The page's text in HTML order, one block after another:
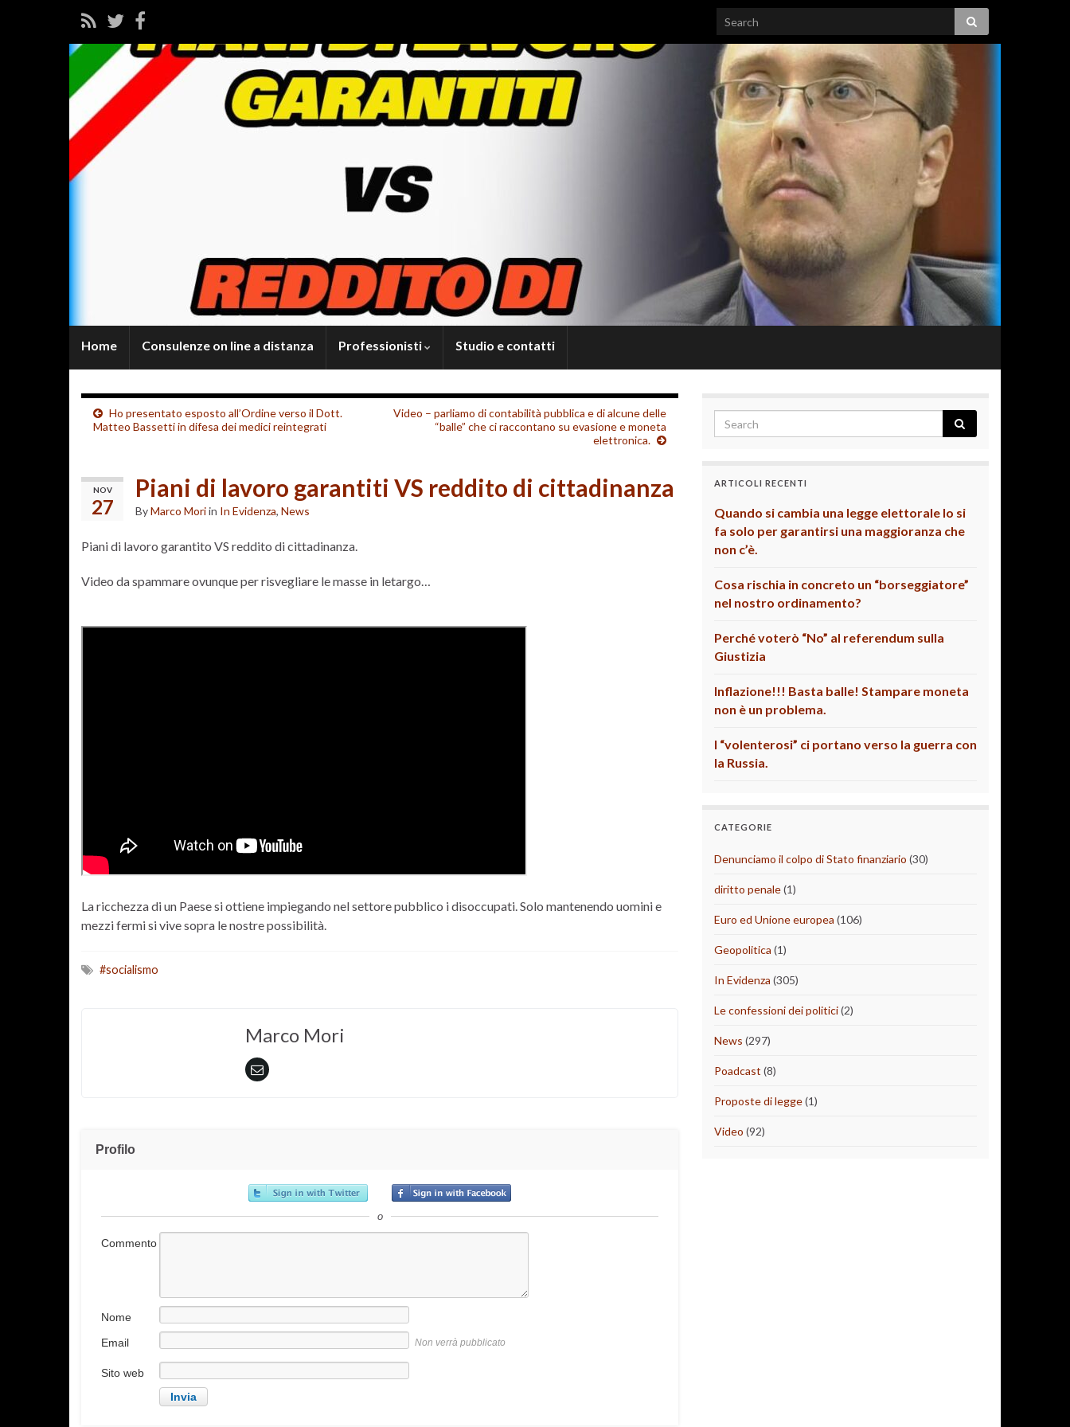
Home Consulenze on line a distanza Professionisti Studio e contatti
Ho presentato esposto all’Ordine verso il Dott.
Matteo Bassetti in difesa dei medici reintegrati
Video – parliamo di contabilità pubblica e di alcune delle
“balle” che ci raccontano su evasione e moneta
elettronica.
NOV
27
Piani di lavoro garantiti VS reddito di cittadinanza
ByMarco Moriin In Evidenza, News
Piani di lavoro garantito VS reddito di cittadinanza.
Video da spammare ovunque per risvegliare le masse in letargo…
La ricchezza di un Paese si ottiene impiegando nel settore pubblico i disoccupati. Solo mantenendo uomini e
mezzi fermi si vive sopra le nostre possibilità.
#socialismo
Marco Mori
Profilo
o
Commento
Nome
Email
Non verrà pubblicato
Sito web
ARTICOLI RECENTI
Quando si cambia una legge elettorale lo si
fa solo per garantirsi una maggioranza che
non c’è.
Cosa rischia in concreto un “borseggiatore”
nel nostro ordinamento?
Perché voterò “No” al referendum sulla
Giustizia
Inflazione!!! Basta balle! Stampare moneta
non è un problema.
I “volenterosi” ci portano verso la guerra con
la Russia.
CATEGORIE
Denunciamo il colpo di Stato finanziario (30)
diritto penale(1)
Euro ed Unione europea (106)
Geopolitica (1)
In Evidenza (305)
Le confessioni dei politici(2)
News (297)
Poadcast (8)
Proposte di legge(1)
Video (92)